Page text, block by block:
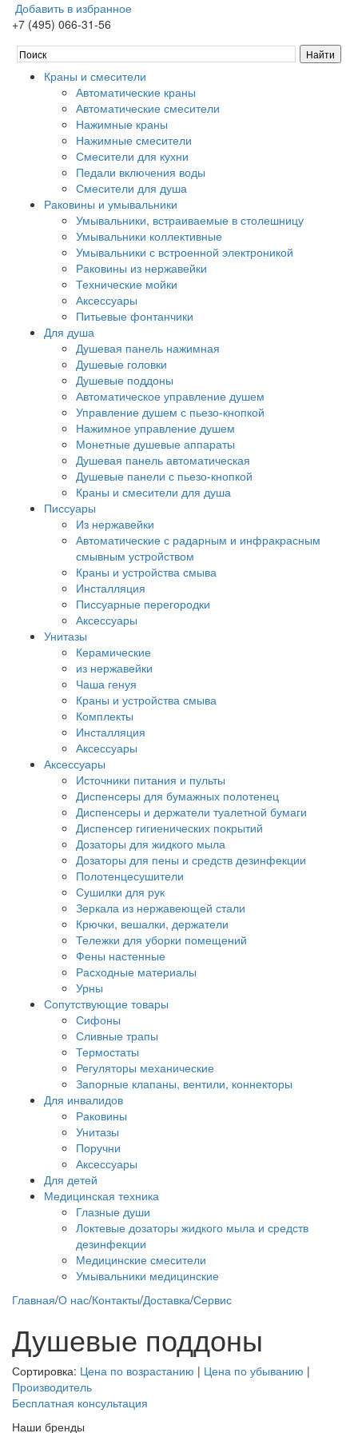
Добавить в избранное
+7 (495) 066-31-56
Краны и смесители
Автоматические краны
Автоматические смесители
Нажимные краны
Нажимные смесители
Смесители для кухни
Педали включения воды
Смесители для душа
Раковины и умывальники
Умывальники, встраиваемые в столешницу
Умывальники коллективные
Умывальники с встроенной электроникой
Раковины из нержавейки
Технические мойки
Аксессуары
Питьевые фонтанчики
Для душа
Душевая панель нажимная
Душевые головки
Душевые поддоны
Автоматическое управление душем
Управление душем с пьезо-кнопкой
Нажимное управление душем
Монетные душевые аппараты
Душевая панель автоматическая
Душевые панели с пьезо-кнопкой
Краны и смесители для душа
Писсуары
Из нержавейки
Автоматические с радарным и инфракрасным
смывным устройством
Краны и устройства смыва
Инсталляция
Писсуарные перегородки
Аксессуары
Унитазы
Керамические
из нержавейки
Чаша генуя
Краны и устройства смыва
Комплекты
Инсталляция
Аксессуары
Аксессуары
Источники питания и пульты
Диспенсеры для бумажных полотенец
Диспенсеры и держатели туалетной бумаги
Диспенсер гигиенических покрытий
Дозаторы для жидкого мыла
Дозаторы для пены и средств дезинфекции
Полотенцесушители
Сушилки для рук
Зеркала из нержавеющей стали
Крючки, вешалки, держатели
Тележки для уборки помещений
Фены настенные
Расходные материалы
Урны
Сопутствующие товары
Сифоны
Сливные трапы
Термостаты
Регуляторы механические
Запорные клапаны, вентили, коннекторы
Для инвалидов
Раковины
Унитазы
Поручни
Аксессуары
Для детей
Медицинская техника
Глазные души
Локтевые дозаторы жидкого мыла и средств
дезинфекции
Медицинские смесители
Умывальники медицинские
Главная/О нас/Контакты/Доставка/Сервис
Душевые поддоны
Сортировка: Цена по возрастанию | Цена по убыванию |
Производитель
Бесплатная консультация
Наши бренды